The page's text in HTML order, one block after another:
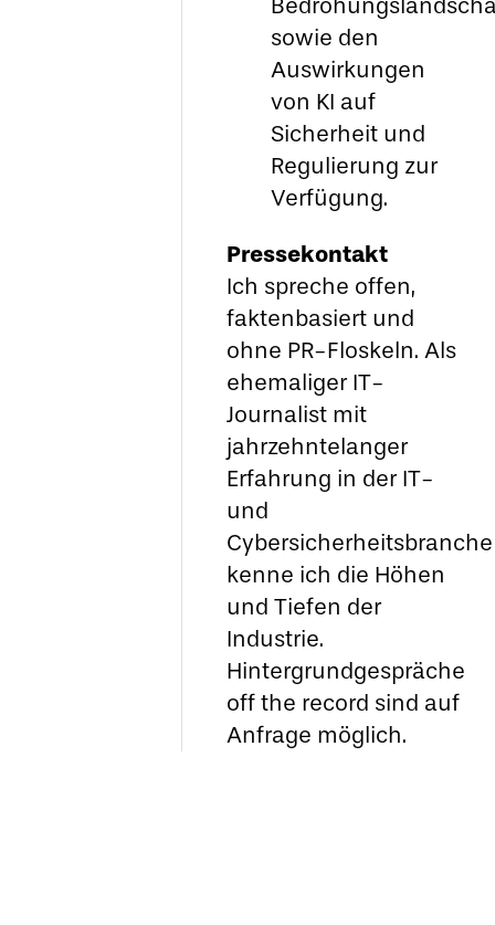
sowie den
Auswirkungen
von KI auf
Sicherheit und
Regulierung zur
Verfügung.
Pressekontakt
Ich spreche offen,
faktenbasiert und
ohne PR-Floskeln. Als
ehemaliger IT-
Journalist mit
jahrzehntelanger
Erfahrung in der IT-
und
Cybersicherheitsbranche
kenne ich die Höhen
und Tiefen der
Industrie.
Hintergrundgespräche
off the record sind auf
Anfrage möglich.